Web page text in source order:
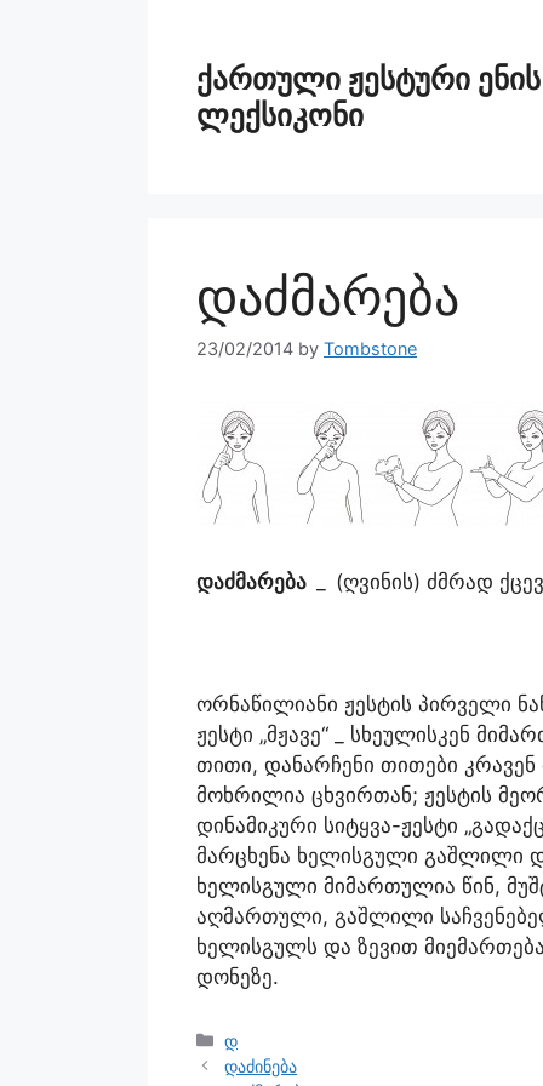
ქართული ჟესტური ენის
ლექსიკონი
დაძმარება
23/02/2014 by Tombstone
დაძმარება (ღვინის) ძმრად
ორნაწილიანი ჟესტის პირველი
ჟესტი „მჟავე“ _ სხეულისკენ
თითი, დანარჩენი თითები კრავენ
მოხრილია ცხვირთან; ჟესტის
დინამიკური სიტყვა-ჟესტი
მარცხენა ხელისგული გაშლილი
ხელისგული მიმართულია წინ,
აღმართული, გაშლილი
ხელისგულს და ზევით
დონეზე.
დ
დაძინება